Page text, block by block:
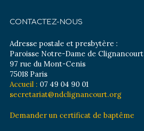
CONTACTEZ-NOUS
Adresse postale et presbytère :
Paroisse Notre-Dame de Clignancourt
97 rue du Mont-Cenis
75018 Paris
Accueil : 07 49 04 90 01
secretariat@ndclignancourt.org
Demander un certificat de baptême